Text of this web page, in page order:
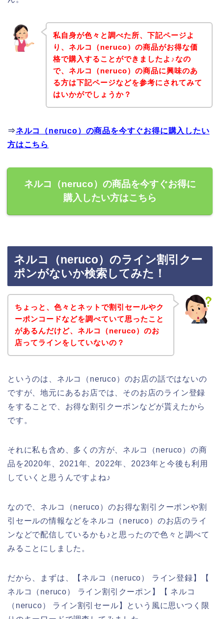
私自身が色々と調べた所、下記ページよ
り、ネルコ（neruco）の商品がお得な価
格で購入することができましたよ♪なの
で、ネルコ（neruco）の商品に興味のあ
る方は下記ページなどを参考にされてみて
はいかがでしょうか？
⇒ネルコ（neruco）の商品を今すぐお得に購入したい
方はこちら
ネルコ（neruco）の商品を今すぐお得に
購入したい方はこちら
ネルコ（neruco）のライン割引クー
ポンがないか検索してみた！
ちょっと、色々とネットで割引セールやク
ーポンコードなどを調べていて思ったこと
があるんだけど、ネルコ（neruco）のお
店ってラインをしていないの？
というのは、ネルコ（neruco）のお店の話ではないの
ですが、地元にあるお店では、そのお店のライン登録
をすることで、お得な割引クーポンなどが貰えたから
です。
それに私も含め、多くの方が、ネルコ（neruco）の商
品を2020年、2021年、2022年、2023年と今後も利用
していくと思うんですよね♪
なので、ネルコ（neruco）のお得な割引クーポンや割
引セールの情報などをネルコ（neruco）のお店のライ
ンなどで配信しているかも♪と思ったので色々と調べて
みることにしました。
だから、まずは、【ネルコ（neruco） ライン登録】【
ネルコ（neruco） ライン割引クーポン】【 ネルコ
（neruco） ライン割引セール】という風に思いつく限